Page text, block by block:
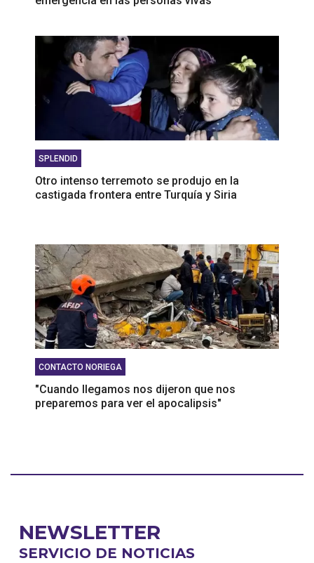
SPLENDID
Otro intenso terremoto se produjo en la
castigada frontera entre Turquía y Siria
CONTACTO NORIEGA
"Cuando llegamos nos dijeron que nos
preparemos para ver el apocalipsis"
NEWSLETTER
SERVICIO DE NOTICIAS